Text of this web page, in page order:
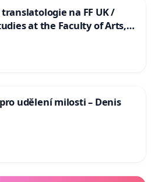
na FF UK /
at the Faculty of Arts,
udělení milosti – Denis